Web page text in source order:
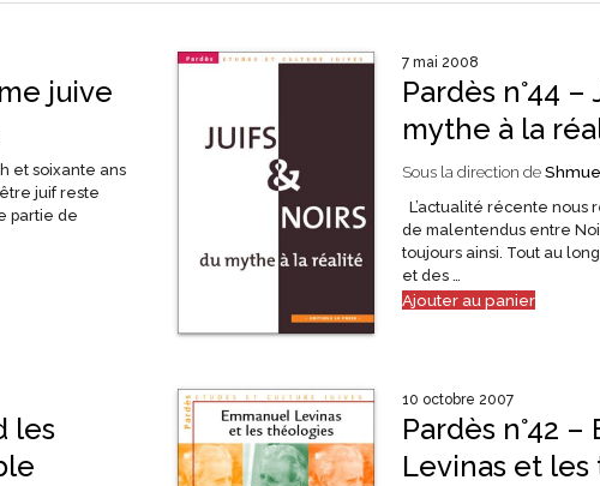
juive
et soixante ans
juif reste
partie de
7 mai 2008
Pardès n°44
mythe à la
Sous la direction de
L’actualité récente nous
de malentendus entre
toujours ainsi. Tout au
et des …
Ajouter au panier
les
10 octobre 2007
Pardès n°42
Levinas et